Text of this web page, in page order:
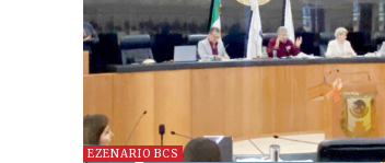
EZENARIO BCS